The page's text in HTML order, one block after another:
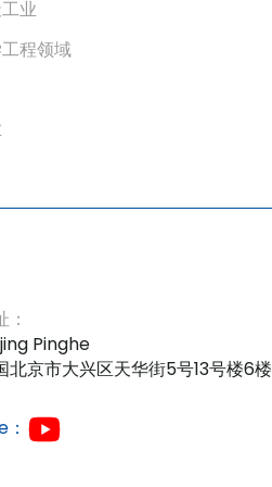
业
程领域
：
Pinghe
北京市大兴区天华街5号13号楼6楼